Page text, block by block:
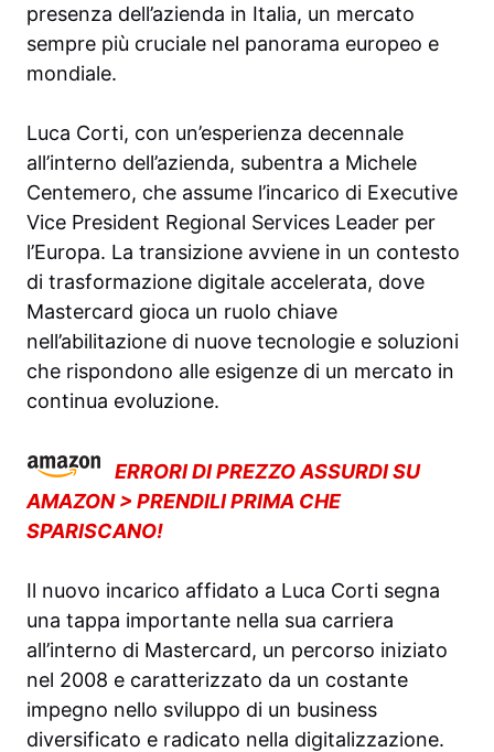
presenza dell’azienda in Italia, un mercato
sempre più cruciale nel panorama europeo e
mondiale.
Luca Corti, con un’esperienza decennale
all’interno dell’azienda, subentra a Michele
Centemero, che assume l’incarico di Executive
Vice President Regional Services Leader per
l’Europa. La transizione avviene in un contesto
di trasformazione digitale accelerata, dove
Mastercard gioca un ruolo chiave
nell’abilitazione di nuove tecnologie e soluzioni
che rispondono alle esigenze di un mercato in
continua evoluzione.
ERRORI DI PREZZO ASSURDI SU
AMAZON > PRENDILI PRIMA CHE
SPARISCANO!
Il nuovo incarico affidato a Luca Corti segna
una tappa importante nella sua carriera
all’interno di Mastercard, un percorso iniziato
nel 2008 e caratterizzato da un costante
impegno nello sviluppo di un business
diversificato e radicato nella digitalizzazione.